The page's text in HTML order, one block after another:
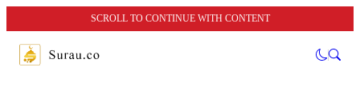
SCROLL TO CONTINUE WITH CONTENT